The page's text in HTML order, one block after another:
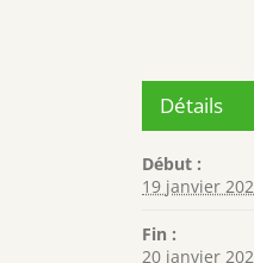
Détails
Début :
19 janvier
Fin :
20 janvier